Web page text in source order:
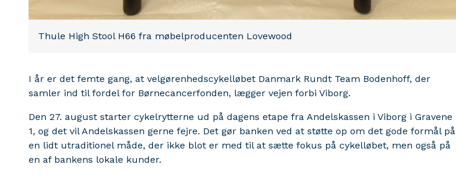
Thule High Stool H66 fra møbelproducenten Lovewood
I år er det femte gang, at velgørenhedscykelløbet Danmark Rundt Team Bodenhoff, der
samler ind til fordel for Børnecancerfonden, lægger vejen forbi Viborg.
Den 27. august starter cykelrytterne ud på dagens etape fra Andelskassen i Viborg i Gravene
1, og det vil Andelskassen gerne fejre. Det gør banken ved at støtte op om det gode formål på
en lidt utraditionel måde, der ikke blot er med til at sætte fokus på cykelløbet, men også på
en af bankens lokale kunder.